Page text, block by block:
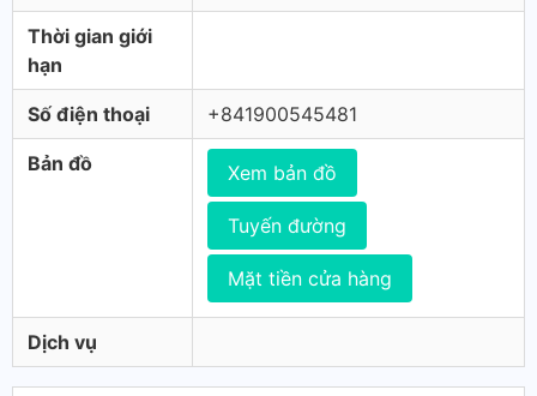
Thời gian giới
hạn
Số điện thoại +841900545481
Bản đồ Xem bản đồ
Tuyến đường
Mặt tiền cửa hàng
Dịch vụ